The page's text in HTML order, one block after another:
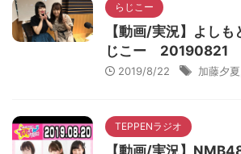
らじこー
【動画/実況】よし
じこー 20190821
2019/8/22 加藤夕夏
TEPPENラジオ
【動画/実況】